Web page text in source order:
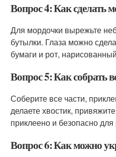
Вопрос 4: Как сделать
Для мордочки вырежьте
бутылки. Глаза можно
бумаги и рот,
Вопрос 5: Как собрать
Соберите все части,
делаете хвостик,
приклеено и безопасно для
Вопрос 6: Как можно